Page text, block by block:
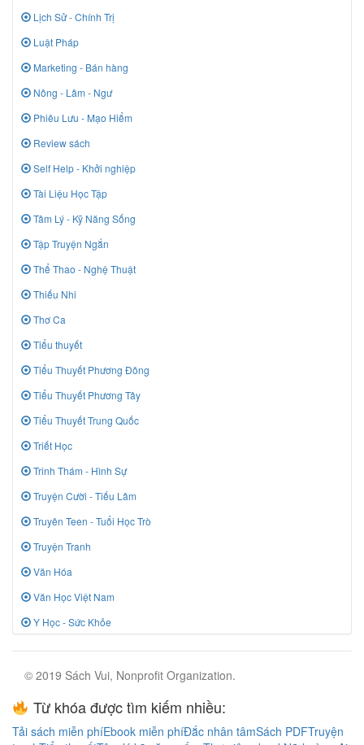
Lịch Sử - Chính Trị
Luật Pháp
Marketing - Bán hàng
Nông - Lâm - Ngư
Phiêu Lưu - Mạo Hiểm
Review sách
Self Help - Khởi nghiệp
Tài Liệu Học Tập
Tâm Lý - Kỹ Năng Sống
Tập Truyện Ngắn
Thể Thao - Nghệ Thuật
Thiếu Nhi
Thơ Ca
Tiểu thuyết
Tiểu Thuyết Phương Đông
Tiểu Thuyết Phương Tây
Tiểu Thuyết Trung Quốc
Triết Học
Trinh Thám - Hình Sự
Truyện Cười - Tiếu Lâm
Truyên Teen - Tuổi Học Trò
Truyện Tranh
Văn Hóa
Văn Học Việt Nam
Y Học - Sức Khỏe
© 2019 Sách Vui, Nonprofit Organization.
Từ khóa được tìm kiếm nhiều:
Tải sách miễn phíEbook miễn phíĐắc nhân tâmSách PDFTruyện